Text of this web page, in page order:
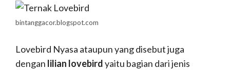
bintanggacor.blogspot.com
Lovebird Nyasa ataupun yang disebut juga
dengan lilian lovebirdyaitu bagian dari jenis